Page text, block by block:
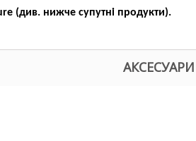
(див. нижче супутні продукти).
АКСЕСУАРИ